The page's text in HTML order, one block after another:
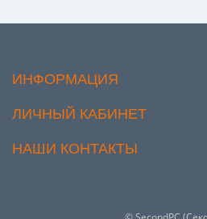
ИНФОРМАЦИЯ
ЛИЧНЫЙ КАБИНЕТ
НАШИ КОНТАКТЫ